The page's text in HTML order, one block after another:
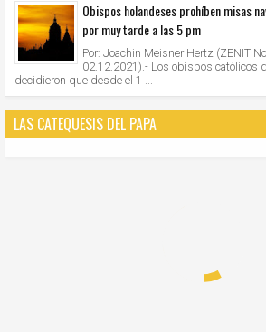
Obispos holandeses prohíben misas
por muy tarde a las 5 pm
Por: Joachin Meisner Hertz (ZENIT
02.12.2021).- Los obispos católicos
decidieron que desde el 1 ...
LAS CATEQUESIS DEL PAPA